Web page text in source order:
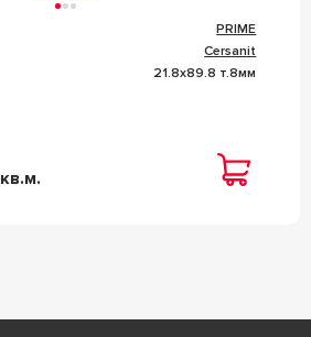
PRIME
Cersanit
21.8x89.8 т.8мм